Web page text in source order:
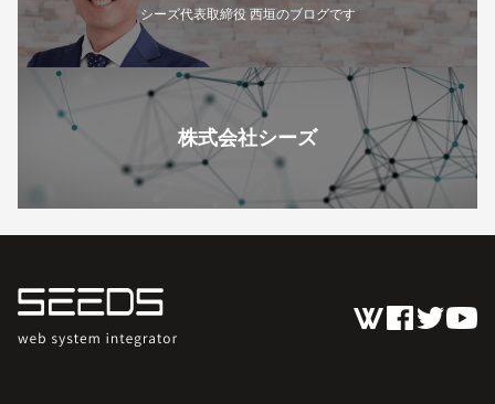
シーズ代表取締役 西垣のブログです
株式会社シーズ